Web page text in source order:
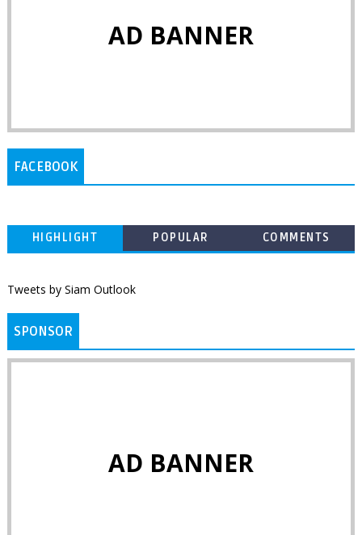
AD BANNER
FACEBOOK
HIGHLIGHT POPULAR COMMENTS
Tweets by Siam Outlook
SPONSOR
AD BANNER